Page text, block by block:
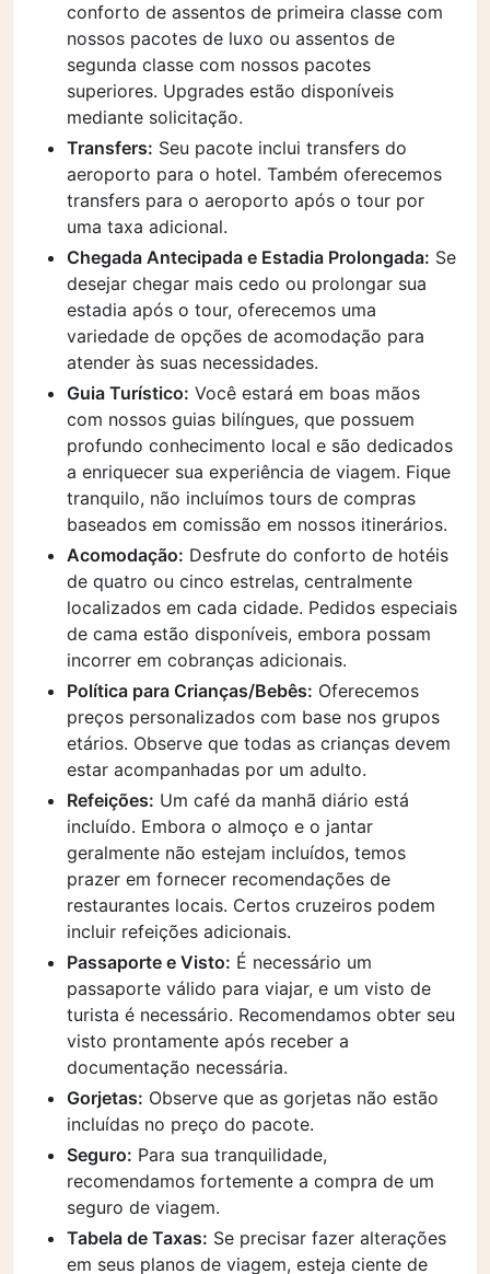
conforto de assentos de primeira classe com
nossos pacotes de luxo ou assentos de
segunda classe com nossos pacotes
superiores. Upgrades estão disponíveis
mediante solicitação.
Transfers: Seu pacote inclui transfers do
aeroporto para o hotel. Também oferecemos
transfers para o aeroporto após o tour por
uma taxa adicional.
Chegada Antecipada e Estadia Prolongada: Se
desejar chegar mais cedo ou prolongar sua
estadia após o tour, oferecemos uma
variedade de opções de acomodação para
atender às suas necessidades.
Guia Turístico: Você estará em boas mãos
com nossos guias bilíngues, que possuem
profundo conhecimento local e são dedicados
a enriquecer sua experiência de viagem. Fique
tranquilo, não incluímos tours de compras
baseados em comissão em nossos itinerários.
Acomodação: Desfrute do conforto de hotéis
de quatro ou cinco estrelas, centralmente
localizados em cada cidade. Pedidos especiais
de cama estão disponíveis, embora possam
incorrer em cobranças adicionais.
Política para Crianças/Bebês: Oferecemos
preços personalizados com base nos grupos
etários. Observe que todas as crianças devem
estar acompanhadas por um adulto.
Refeições: Um café da manhã diário está
incluído. Embora o almoço e o jantar
geralmente não estejam incluídos, temos
prazer em fornecer recomendações de
restaurantes locais. Certos cruzeiros podem
incluir refeições adicionais.
Passaporte e Visto: É necessário um
passaporte válido para viajar, e um visto de
turista é necessário. Recomendamos obter seu
visto prontamente após receber a
documentação necessária.
Gorjetas: Observe que as gorjetas não estão
incluídas no preço do pacote.
Seguro: Para sua tranquilidade,
recomendamos fortemente a compra de um
seguro de viagem.
Tabela de Taxas: Se precisar fazer alterações
em seus planos de viagem, esteja ciente de